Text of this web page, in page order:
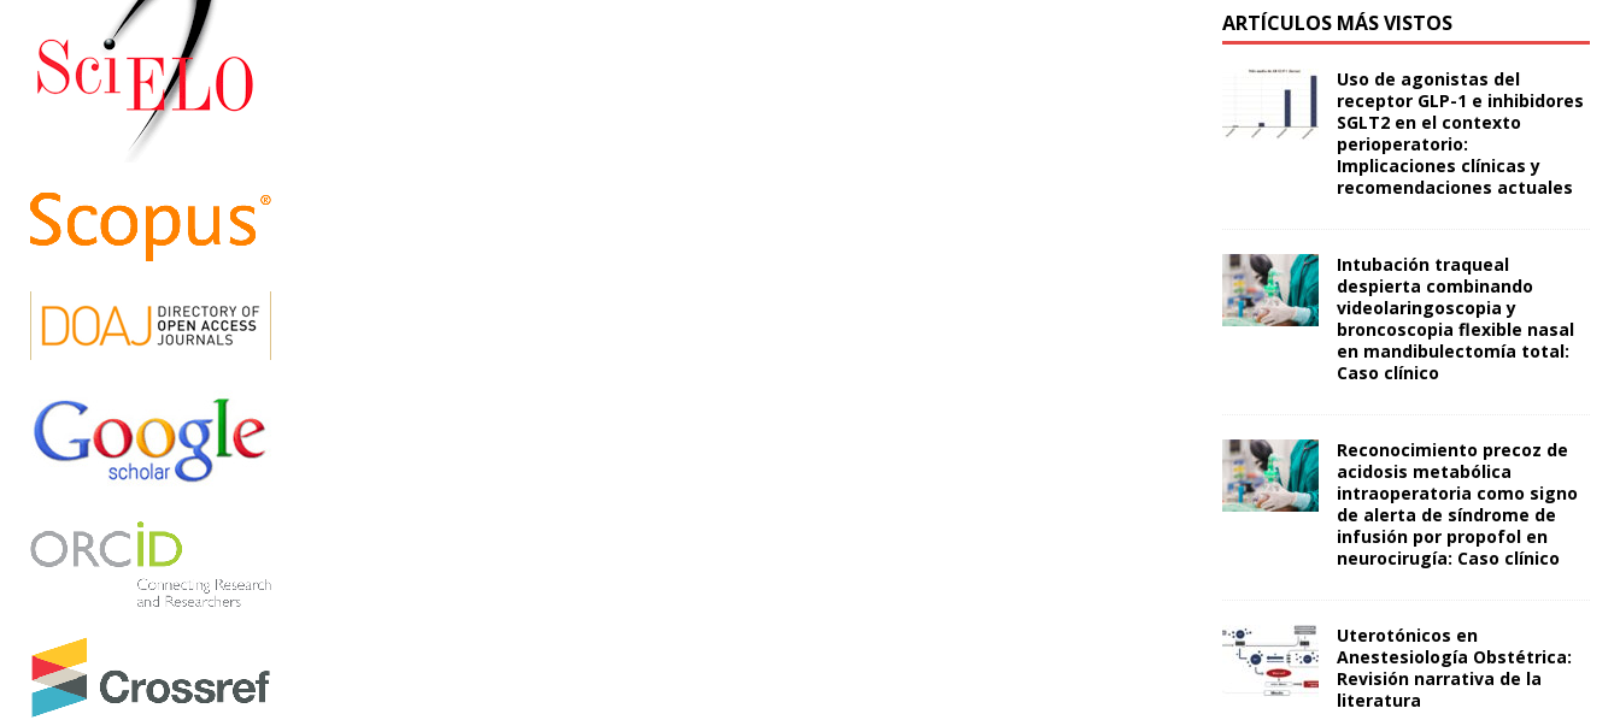
ARTÍCULOS MÁS VISTOS
Uso de agonistas del
receptor GLP-1 e inhibidores
SGLT2 en el contexto
perioperatorio:
Implicaciones clínicas y
recomendaciones actuales
Intubación traqueal
despierta combinando
videolaringoscopia y
broncoscopia flexible nasal
en mandibulectomía total:
Caso clínico
Reconocimiento precoz de
acidosis metabólica
intraoperatoria como signo
de alerta de síndrome de
infusión por propofol en
neurocirugía: Caso clínico
Uterotónicos en
Anestesiología Obstétrica:
Revisión narrativa de la
literatura